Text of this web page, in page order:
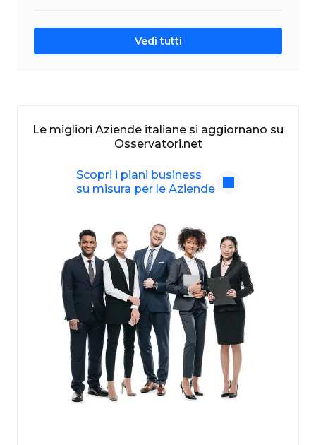
Vedi tutti
Le migliori Aziende italiane si aggiornano su
Osservatori.net
Scopri i piani business
su misura per le Aziende